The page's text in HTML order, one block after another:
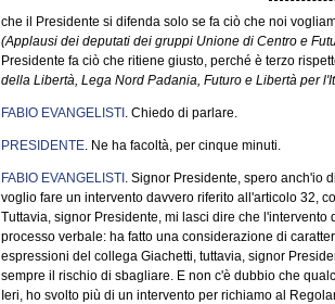
che il Presidente si difenda solo se fa ciò che noi
(Applausi dei deputati dei gruppi Unione di Centro e
Presidente fa ciò che ritiene giusto, perché è terzo
della Libertà, Lega Nord Padania, Futuro e Libertà per
FABIO EVANGELISTI . Chiedo di parlare.
PRESIDENTE. Ne ha facoltà, per cinque minuti.
FABIO EVANGELISTI . Signor Presidente, spero anch'io
voglio fare un intervento davvero riferito all'articolo 32,
Tuttavia, signor Presidente, mi lasci dire che
processo verbale: ha fatto una considerazione di
espressioni del collega Giachetti, tuttavia, signor
sempre il rischio di sbagliare. E non c'è dubbio che
Ieri, ho svolto più di un intervento per richiamo al